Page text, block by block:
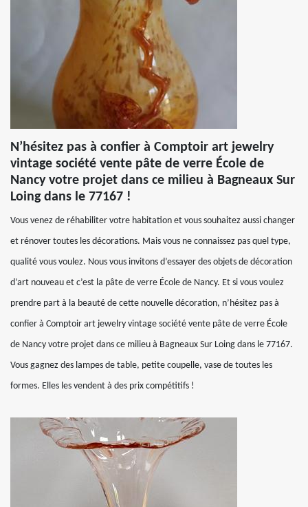
N’hésitez pas à confier à Comptoir art jewelry
vintage société vente pâte de verre École de
Nancy votre projet dans ce milieu à Bagneaux Sur
Loing dans le 77167 !
Vous venez de réhabiliter votre habitation et vous souhaitez aussi changer
et rénover toutes les décorations. Mais vous ne connaissez pas quel type,
qualité vous voulez. Nous vous invitons d’essayer des objets de décoration
d’art nouveau et c’est la pâte de verre École de Nancy. Et si vous voulez
prendre part à la beauté de cette nouvelle décoration, n’hésitez pas à
confier à Comptoir art jewelry vintage société vente pâte de verre École
de Nancy votre projet dans ce milieu à Bagneaux Sur Loing dans le 77167.
Vous gagnez des lampes de table, petite coupelle, vase de toutes les
formes. Elles les vendent à des prix compétitifs !